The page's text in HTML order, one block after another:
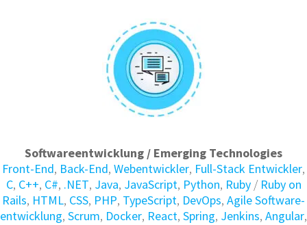
Softwareentwicklung / Emerging Technologies
Front-End, Back-End, Webentwickler, Full-Stack Entwickler,
C, C++, C#, .NET, Java, JavaScript, Python, Ruby/ Ruby on
Rails, HTML, CSS, PHP, TypeScript, DevOps, Agile Soft­ware­
ent­wick­lung, Scrum, Docker, React, Spring, Jenkins, Angular,